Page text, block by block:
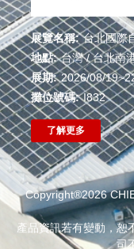
展覽名稱: 台北國際
地點: 台灣 / 台北南
展期: 2026/08/
攤位號碼: I832
了解更多
Copyright®2026
產品資訊若有變動，恕
司